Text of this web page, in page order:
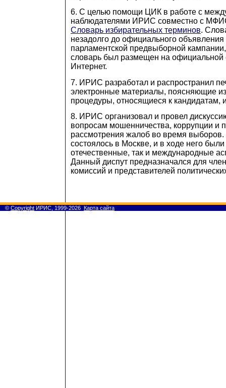
6. С целью помощи ЦИК в работе с
наблюдателями ИРИС совместно с
Словарь избирательных терминов.
незадолго до официального объявления
парламентской предвыборной кампании,
словарь был размещен на
Интернет.
7. ИРИС разработал и распространил
электронные материалы, поясняющие
процедуры, относящиеся к
8. ИРИС организовал и провел
вопросам мошенничества, коррупции и
рассмотрения жалоб во время
состоялось в Москве, и в ходе него
отечественные, так и международные
Данный диспут предназначался для
комиссий и представителей
© Copyright ИРИС, 1999-2026 Карта сайта